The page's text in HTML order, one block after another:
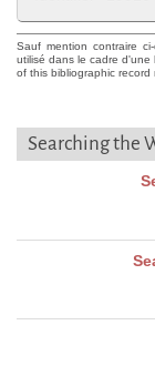
Sauf mention contraire
utilisé dans le cadre
of this bibliographic
Searching the